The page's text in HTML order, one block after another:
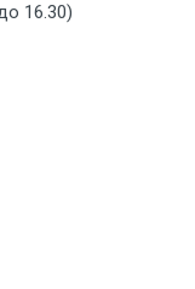
в
на
16.30)